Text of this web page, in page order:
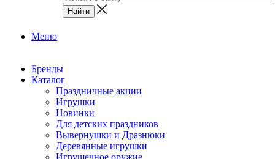
Меню
Бренды
Каталог
Праздничные акции
Игрушки
Новинки
Для детских праздников
Вывернушки и Дразнюки
Деревянные игрушки
Игрушечное оружие